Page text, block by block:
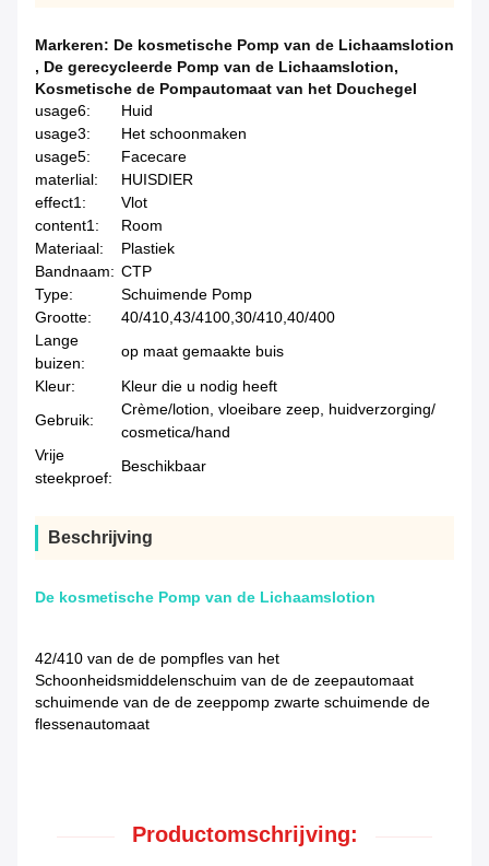
Markeren: De kosmetische Pomp van de Lichaamslotion
, De gerecycleerde Pomp van de Lichaamslotion,
Kosmetische de Pompautomaat van het Douchegel
usage6:
Huid
usage3:
Het schoonmaken
usage5:
Facecare
materlial:
HUISDIER
effect1:
Vlot
content1:
Room
Materiaal:
Plastiek
Bandnaam: CTP
Type:
Schuimende Pomp
Grootte:
40/410,43/4100,30/410,40/400
Lange
buizen:
op maat gemaakte buis
Kleur:
Kleur die u nodig heeft
Gebruik:
Crème/lotion, vloeibare zeep, huidverzorging/
cosmetica/hand
Vrije
steekproef:
Beschikbaar
Beschrijving
De kosmetische Pomp van de Lichaamslotion
42/410 van de de pompfles van het
Schoonheidsmiddelenschuim van de de zeepautomaat
schuimende van de de zeeppomp zwarte schuimende de
flessenautomaat
Productomschrijving: